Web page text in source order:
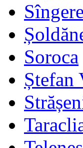
Soroca
Ștefan